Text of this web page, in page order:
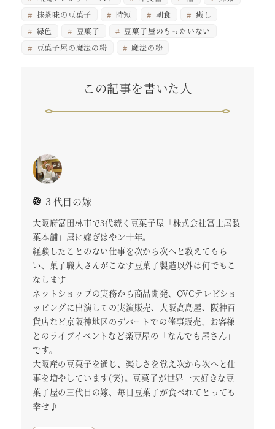
抹茶味の豆菓子
時短 朝食
癒し
緑色
豆菓子
豆菓子屋のもったいない
豆菓子屋の魔法の粉
魔法の粉
この記事を書いた人
３代目の嫁
大阪府富田林市で3代続く豆菓子屋「株式会社冨士屋製
菓本舗」屋に嫁ぎはやン十年。
経験したことのない仕事を次から次へと教えてもら
い、菓子職人さんがこなす豆菓子製造以外は何でもこ
なします
ネットショップの実務から商品開発、QVCテレビショ
ッピングに出演しての実演販売、大阪高島屋、阪神百
貨店など京阪神地区のデパートでの催事販売、お客様
とのライブイベントなど楽豆屋の「なんでも屋さん」
です。
大阪産の豆菓子を通じ、楽しさを覚え次から次へと仕
事を増やしています(笑)。豆菓子が世界一大好きな豆
菓子屋の三代目の嫁、毎日豆菓子が食べれてとっても
幸せ♪